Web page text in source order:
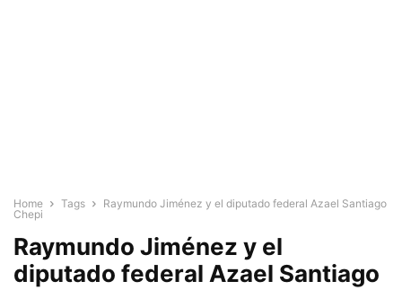
Home Tags
Raymundo Jiménez y el diputado federal Azael Santiago
Chepi
Raymundo Jiménez y el
diputado federal Azael Santiago